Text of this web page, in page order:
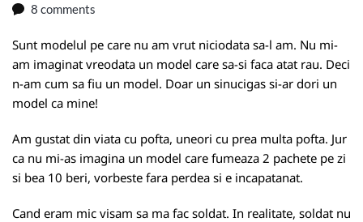
8 comments
Sunt modelul pe care nu am vrut niciodata sa-l am. Nu mi-
am imaginat vreodata un model care sa-si faca atat rau. Deci
n-am cum sa fiu un model. Doar un sinucigas si-ar dori un
model ca mine!
Am gustat din viata cu pofta, uneori cu prea multa pofta. Jur
ca nu mi-as imagina un model care fumeaza 2 pachete pe zi
si bea 10 beri, vorbeste fara perdea si e incapatanat.
Cand eram mic visam sa ma fac soldat. In realitate, soldat nu